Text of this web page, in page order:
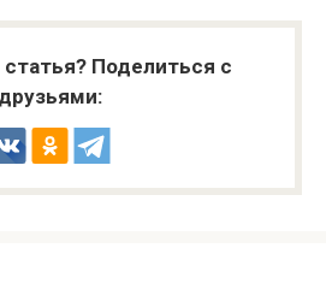
Поделиться с
друзьями: